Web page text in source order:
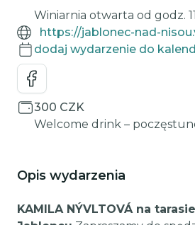
Winiarnia otwarta od godz.
dodaj wydarzenie do
300 CZK
Welcome drink –
Opis wydarzenia
KAMILA NÝVLTOVÁ na